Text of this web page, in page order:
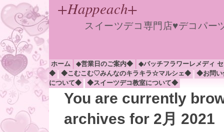
+Happeach+
スイーツデコ専門店♥デコパ
ホーム ◆営業日のご案内◆
◆バッチフラワーレメディ
◆
◆こむこむ♡みんなのキラキラ☆マルシェ◆
◆お問
について◆
◆スイーツデコ教室について◆
You are currently
archives for 2月 2021